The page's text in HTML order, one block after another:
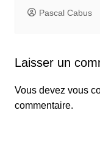
Pascal Cabus
Laisser un
Vous devez vous
commentaire.